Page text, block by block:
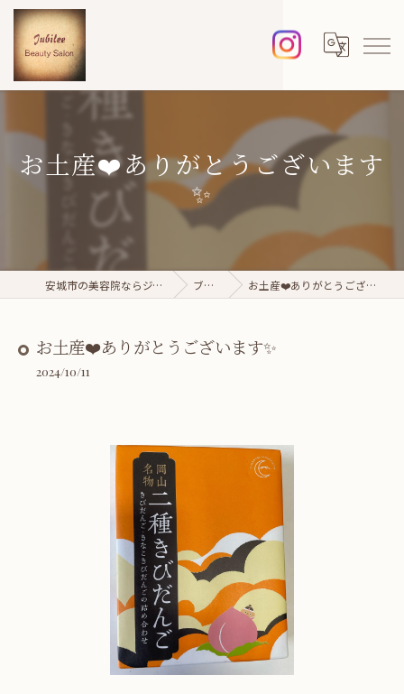
お土産❤️ありがとうございます
✨
安城市の美容院ならジュビレ ブログ お土産❤️ありがとうございます✨
お土産❤️ありがとうございます✨
2024/10/11